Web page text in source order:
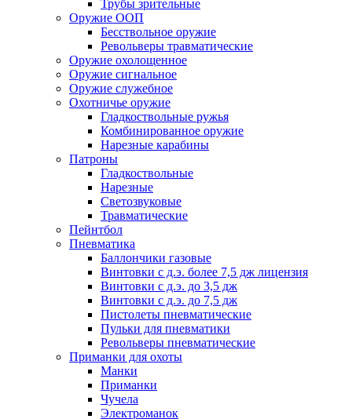
Трубы зрительные
Оружие ООП
Бесствольное оружие
Револьверы травматические
Оружие охолощенное
Оружие сигнальное
Оружие служебное
Охотничье оружие
Гладкоствольные ружья
Комбинированное оружие
Нарезные карабины
Патроны
Гладкоствольные
Нарезные
Светозвуковые
Травматические
Пейнтбол
Пневматика
Баллончики газовые
Винтовки с д.э. более 7,5 дж лицензия
Винтовки с д.э. до 3,5 дж
Винтовки с д.э. до 7,5 дж
Пистолеты пневматические
Пульки для пневматики
Револьверы пневматические
Приманки для охоты
Манки
Приманки
Чучела
Электроманок